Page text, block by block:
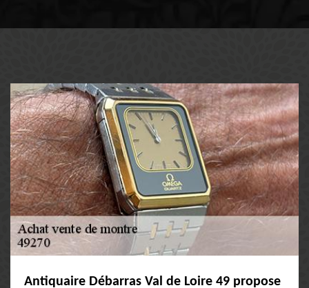
Antiquaire Débarras Val de Loire 49 propose